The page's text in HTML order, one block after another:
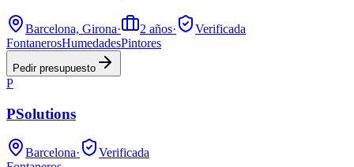
Barcelona, Girona· 2 años·
Verificada
FontanerosHumedadesPintores
Pedir presupuesto
P
PSolutions
Barcelona·
Verificada